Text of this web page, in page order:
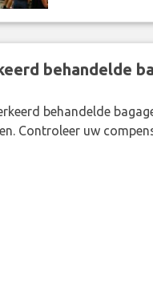
behandelde
behandelde
Controleer uw